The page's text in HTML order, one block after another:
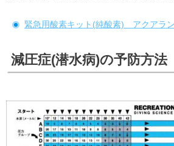
緊急用酸素キット(純酸素) アクアラ
減圧症(潜水病)の予防方法